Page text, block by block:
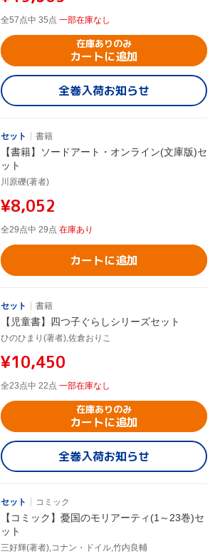
全57点中 35点 一部在庫なし
在庫ありのみ
カートに追加
全巻入荷お知らせ
セット 書籍
【書籍】ソードアート・オンライン(文庫版)セ
ット
川原礫(著者)
¥8,052
全29点中 29点 在庫あり
カートに追加
セット 書籍
【児童書】四つ子ぐらしシリーズセット
ひのひまり(著者),佐倉おりこ
¥10,450
全23点中 22点 一部在庫なし
在庫ありのみ
カートに追加
全巻入荷お知らせ
セット コミック
【コミック】憂国のモリアーティ(1～23巻)セ
ット
三好輝(著者),コナン・ドイル,竹内良輔